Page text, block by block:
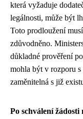
která vyžaduje
legálnosti, může být
Toto prodloužení
zdůvodněno.
důkladné prověření
mohla být v rozporu
zaměnitelná s již
Po schválení žádosti